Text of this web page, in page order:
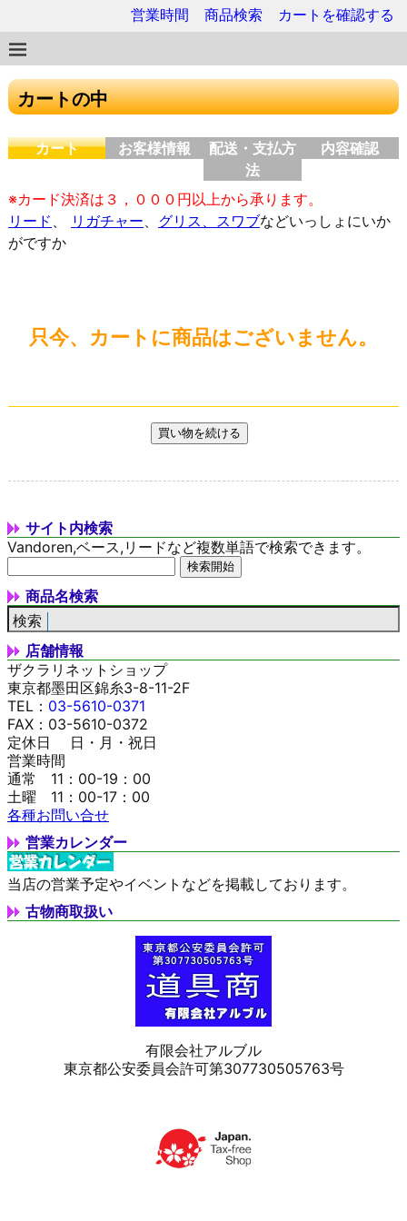
営業時間 商品検索 カートを確認する
カートの中
カート お客様情報
配送・支払方
法
内容確認
※カード決済は３，０００円以上から承ります。
リード 、 リガチャー、 グリス、スワブなどいっしょにいか
がですか
只今、カートに商品はございません。
サイト内検索
Vandoren,ベース,リードなど複数単語で検索できます。
商品名検索
店舗情報
ザクラリネットショップ
東京都墨田区錦糸3-8-11-2F
TEL： 03-5610-0371
FAX：03-5610-0372
定休日 日・月・祝日
営業時間
通常 11：00-19：00
土曜 11：00-17：00
各種お問い合せ
営業カレンダー
当店の営業予定やイベントなどを掲載しております。
古物商取扱い
有限会社アルブル
東京都公安委員会許可第307730505763号